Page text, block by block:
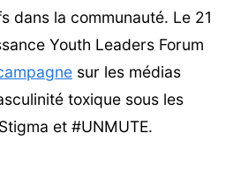
dans la communauté. Le 21
Youth Leaders Forum
sur les médias
toxique sous les
et #UNMUTE.